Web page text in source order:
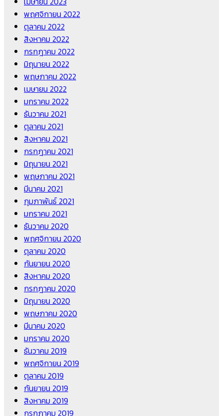
พฤศจิกายน 2022
ตุลาคม 2022
สิงหาคม 2022
กรกฎาคม 2022
มิถุนายน 2022
พฤษภาคม 2022
เมษายน 2022
มกราคม 2022
ธันวาคม 2021
ตุลาคม 2021
สิงหาคม 2021
กรกฎาคม 2021
มิถุนายน 2021
พฤษภาคม 2021
มีนาคม 2021
กุมภาพันธ์ 2021
มกราคม 2021
ธันวาคม 2020
พฤศจิกายน 2020
ตุลาคม 2020
กันยายน 2020
สิงหาคม 2020
กรกฎาคม 2020
มิถุนายน 2020
พฤษภาคม 2020
มีนาคม 2020
มกราคม 2020
ธันวาคม 2019
พฤศจิกายน 2019
ตุลาคม 2019
กันยายน 2019
สิงหาคม 2019
กรกฎาคม 2019